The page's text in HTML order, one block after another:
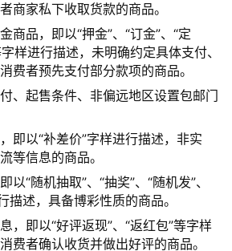
商家私下收取货款的商品。
商品，即以“押金”、“订金”、“定
样进行描述，未明确约定具体支付、
费者预先支付部分款项的商品。
、起售条件、非偏远地区设置包邮门
即以“补差价”字样进行描述，非实
等信息的商品。
以“随机抽取”、“抽奖”、“随机发”、
描述，具备博彩性质的商品。
，即以“好评返现”、“返红包”等字样
费者确认收货并做出好评的商品。